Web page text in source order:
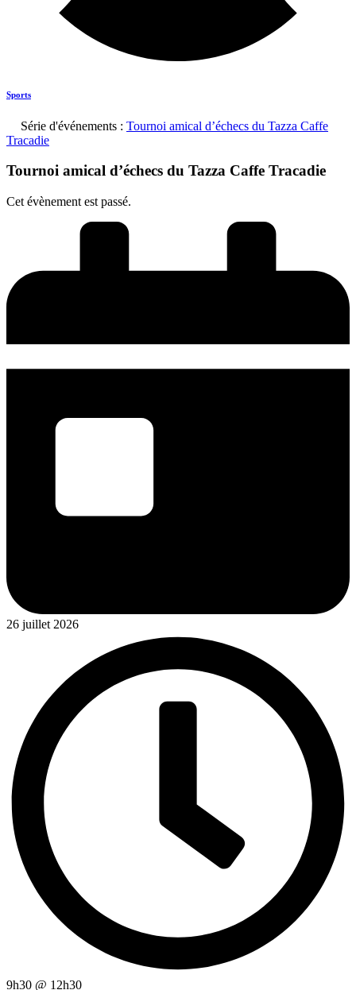
Sports
Série d'événements : Tournoi amical d’échecs du Tazza Caffe
Tracadie
Tournoi amical d’échecs du Tazza Caffe Tracadie
Cet évènement est passé.
26 juillet 2026
9h30 @ 12h30